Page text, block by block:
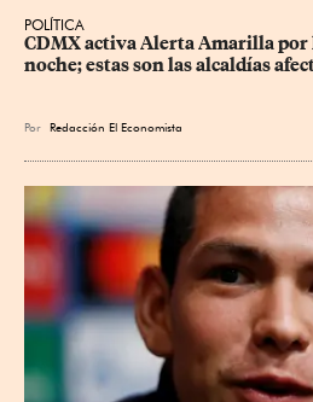
POLÍTICA
CDMX activa Alerta Amarilla
noche; estas son las alcaldías
Por Redacción El Economista